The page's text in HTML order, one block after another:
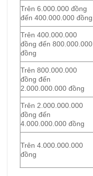
Trên 6.000.000 đồng
đến 400.000.000 đồng
Trên 400.000.000
đồng đến 800.000.000
đồng
Trên 800.000.000
đồng đến
2.000.000.000 đồng
Trên 2.000.000.000
đồng đến
4.000.000.000 đồng
Trên 4.000.000.000
đồng